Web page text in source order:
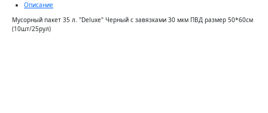
Описание
Мусорный пакет 35 л. "Deluxe" Черный с завязками 30 мкм ПВД размер 50*60см
(10шт/25рул)